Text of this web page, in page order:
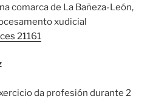
comarca de La Bañeza-León,
xudicial
21161
da profesión durante 2